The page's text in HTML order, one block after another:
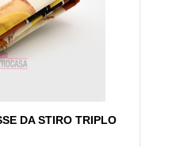
DA STIRO TRIPLO